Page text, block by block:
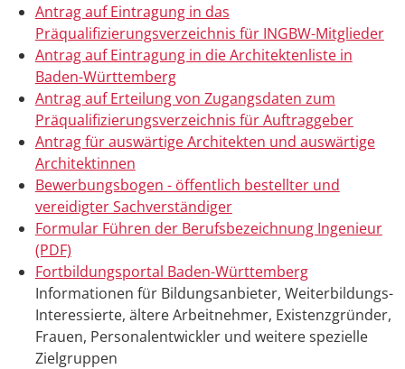
Antrag auf Eintragung in das
Präqualifizierungsverzeichnis für INGBW-Mitglieder
Antrag auf Eintragung in die Architektenliste in
Baden-Württemberg
Antrag auf Erteilung von Zugangsdaten zum
Präqualifizierungsverzeichnis für Auftraggeber
Antrag für auswärtige Architekten und auswärtige
Architektinnen
Bewerbungsbogen - öffentlich bestellter und
vereidigter Sachverständiger
Formular Führen der Berufsbezeichnung Ingenieur
(PDF)
Fortbildungsportal Baden-Württemberg
Informationen für Bildungsanbieter, Weiterbildungs-
Interessierte, ältere Arbeitnehmer, Existenzgründer,
Frauen, Personalentwickler und weitere spezielle
Zielgruppen